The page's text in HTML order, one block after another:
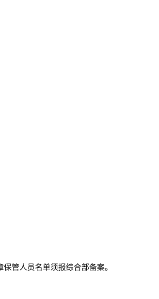
管人员名单须报综合部备案。